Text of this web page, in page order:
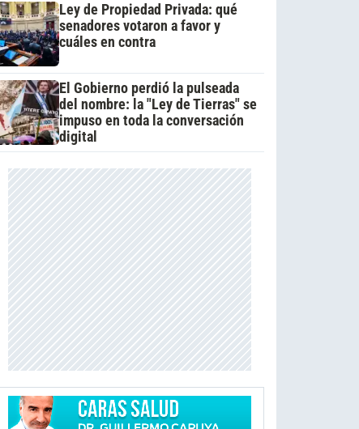
Ley de Propiedad Privada: qué
senadores votaron a favor y
cuáles en contra
El Gobierno perdió la pulseada
del nombre: la "Ley de Tierras" se
impuso en toda la conversación
digital